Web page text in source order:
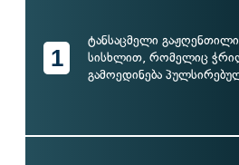
1
ტანსაცმელი
სისხლით, რომელიც
გამოედინება